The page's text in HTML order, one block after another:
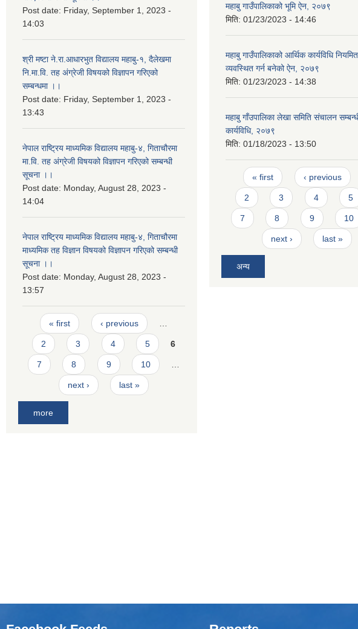
Post date: Friday, September 1, 2023 -
14:03
श्री मष्टा ने.रा.आधारभुत विद्यालय महाबु-१, दैलेखमा
नि.मा.वि. तह अंग्रेजी विषयको विज्ञापन गरिएको
सम्बन्धमा ।।
Post date: Friday, September 1, 2023 -
13:43
नेपाल राष्ट्रिय माध्यमिक विद्यालय महाबु-४, गिताचौरमा
मा.वि. तह अंग्रेजी विषयको विज्ञापन गरिएको सम्बन्धी
सूचना ।।
Post date: Monday, August 28, 2023 -
14:04
नेपाल राष्ट्रिय माध्यमिक विद्यालय महाबु-४, गिताचौरमा
माध्यमिक तह विज्ञान विषयको विज्ञापन गरिएको सम्बन्धी
सूचना ।।
Post date: Monday, August 28, 2023 -
13:57
Pages
« first ‹ previous
2 3 4 5 6
7 8 9 10
next › last »
more
महाबु गाउँपालिकाको भूमि ऐन, २०७९
मिति: 01/23/2023 - 14:46
महाबु गाउँपालिकाको आर्थिक कार्यविधि
व्यवस्थित गर्न बनेको ऐन, २०७९
मिति: 01/23/2023 - 14:38
महाबु गाँउपालिका लेखा समिति संचालन
कार्यविधि, २०७९
मिति: 01/18/2023 - 13:50
Pages
« first ‹ previous
2 3 4 5
7 8 9 10
next › last »
अन्य